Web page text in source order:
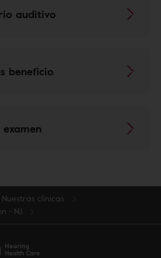
auditivo
beneficio
Nuestras clínicas
- NJ